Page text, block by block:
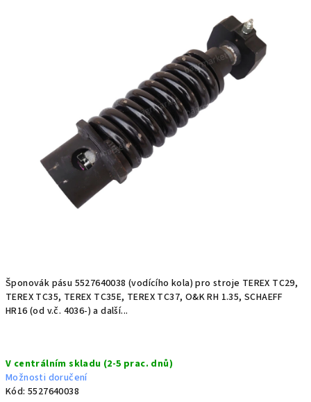
Šponovák pásu 5527640038 (vodícího kola) pro stroje TEREX TC29,
TEREX TC35, TEREX TC35E, TEREX TC37, O&K RH 1.35, SCHAEFF
HR16 (od v.č. 4036-) a další...
cena:
V centrálním skladu (2-5 prac. dnů)
Možnosti doručení
Kód: 5527640038